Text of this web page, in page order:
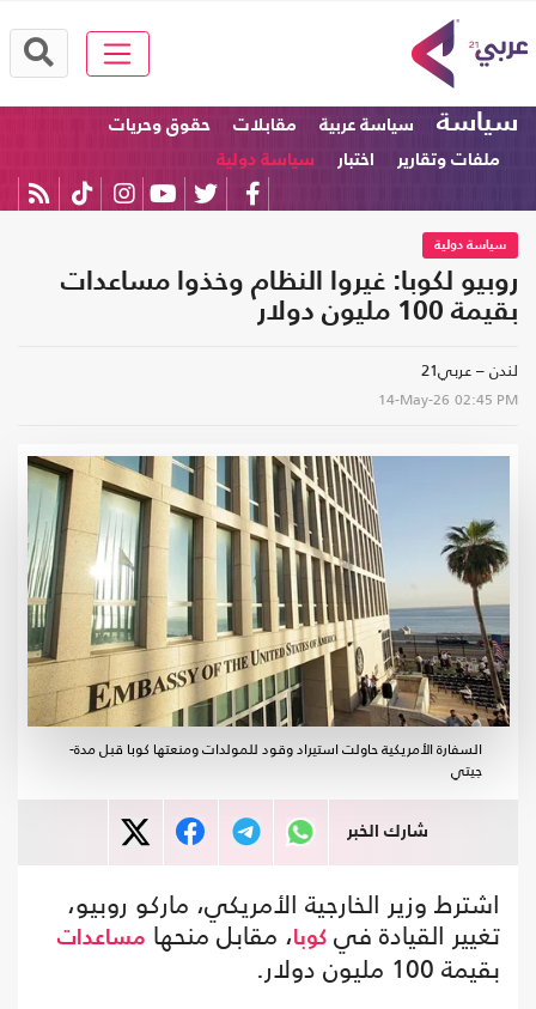
سياسة سياسة عربية مقابلات
حقوق وحريات
ملفات وتقارير
اختبار سياسة دولية
سياسة دولية
روبيو لكوبا: غيروا النظام وخذوا مساعدات
بقيمة 100 مليون دولار
لندن – عربي21
14-May-26 02:45 PM
السفارة الأمريكية حاولت استيراد وقود للمولدات ومنعتها كوبا قبل مدة-
جيتي
شارك الخبر
اشترط وزير الخارجية الأمريكي، ماركو روبيو،
تغيير القيادة في كوبا، مقابل منحها مساعدات
بقيمة 100 مليون دولار.